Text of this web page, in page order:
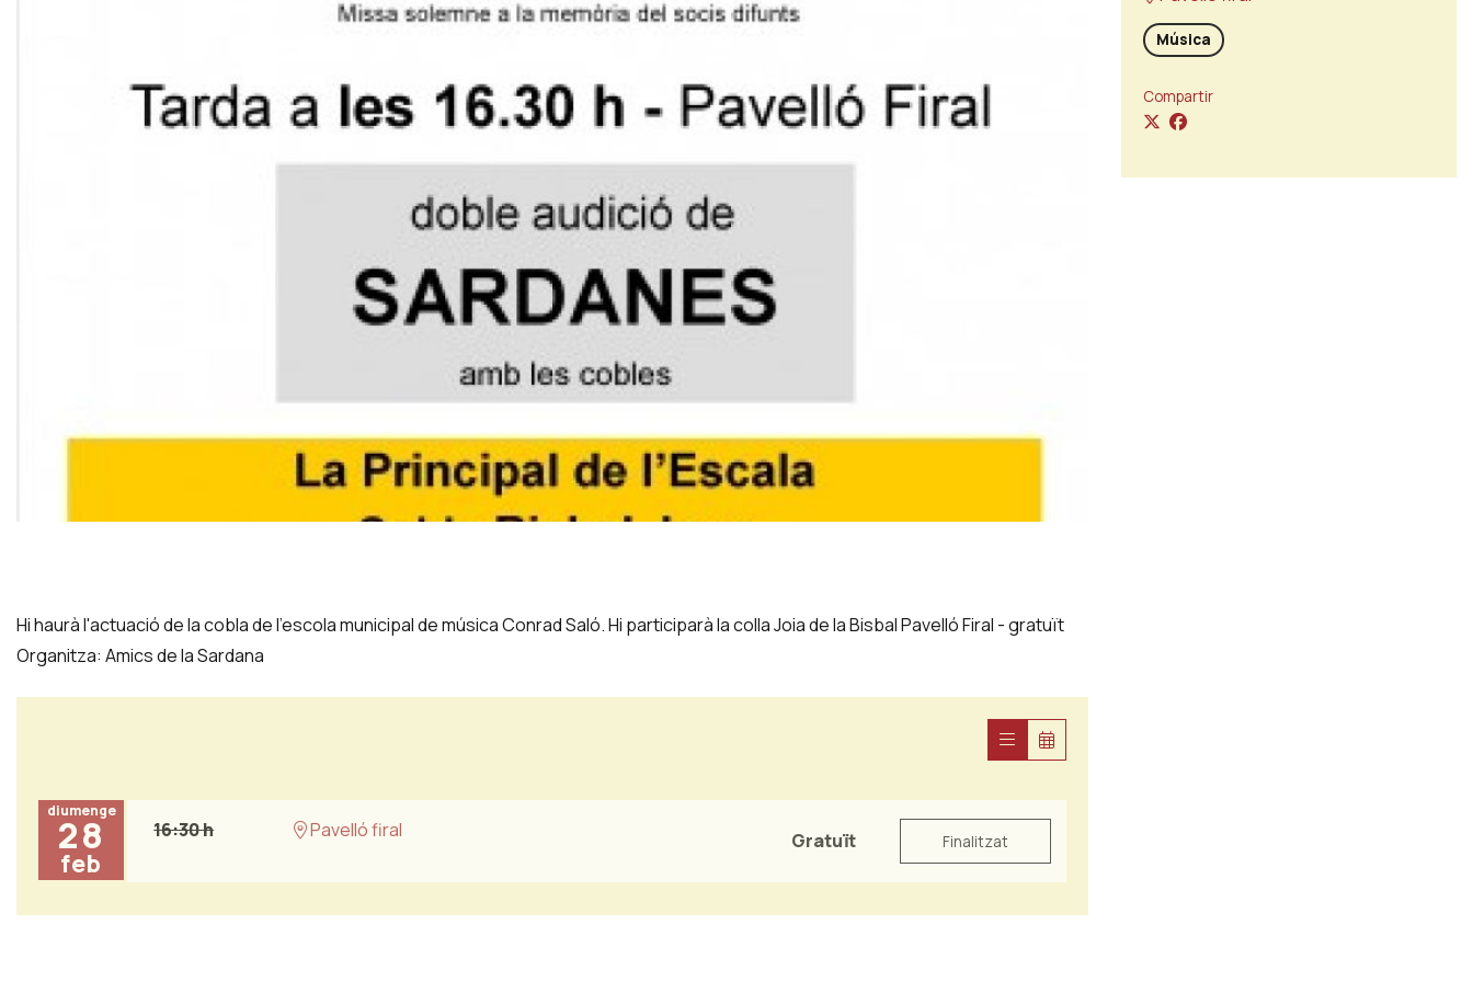
Música
Compartir
Hi haurà l'actuació de la cobla de l'escola municipal de música Conrad Saló. Hi participarà la colla Joia de la Bisbal Pavelló Firal - gratuït
Organitza: Amics de la Sardana
diumenge
28
feb
16:30 h Pavelló firal Gratuït Finalitzat